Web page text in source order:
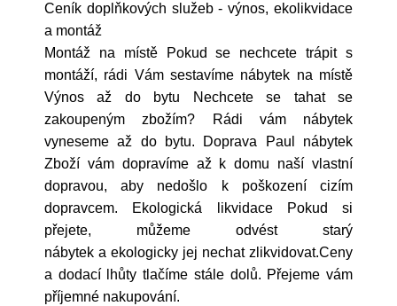
Ceník doplňkových služeb - výnos, ekolikvidace
a montáž
Montáž na místě Pokud se nechcete trápit s
montáží, rádi Vám sestavíme nábytek na místě
Výnos až do bytu Nechcete se tahat se
zakoupeným zbožím? Rádi vám nábytek
vyneseme až do bytu. Doprava Paul nábytek
Zboží vám dopravíme až k domu naší vlastní
dopravou, aby nedošlo k poškození cizím
dopravcem. Ekologická likvidace Pokud si
přejete, můžeme odvést starý
nábytek a ekologicky jej nechat zlikvidovat.Ceny
a dodací lhůty tlačíme stále dolů. Přejeme vám
příjemné nakupování.